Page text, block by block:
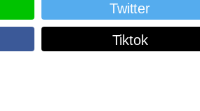
Twitter
Tiktok